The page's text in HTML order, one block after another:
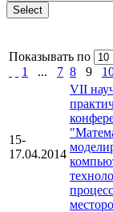
Показывать по
1
... 7 8 9
15-
17.04.2014
VII